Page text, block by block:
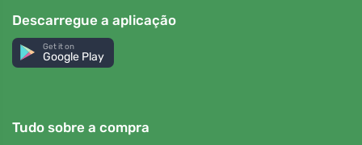
Descarregue a aplicação
Get it on
Google Play
Tudo sobre a compra